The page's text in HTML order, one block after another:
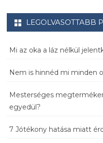
LEGOLVASOTTABB
Mi az oka a láz nélkül
Nem is hinnéd mi minden
Mesterséges
egyedül?
7 Jótékony hatása miatt